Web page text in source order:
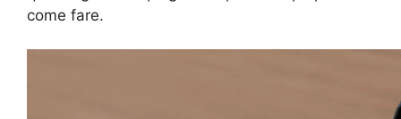
come fare.